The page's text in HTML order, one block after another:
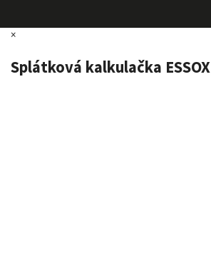
×
Splátková kalkulačka ESSOX